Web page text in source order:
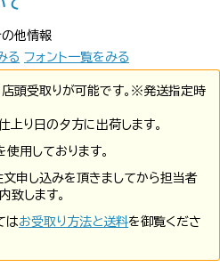
て
の他情報
る フォント一覧をみる
頭受取りが可能です。※発送指定時
り日の夕方に出荷します。
用しております。
申し込みを頂きましてから担当者
致します。
はお受取り方法と送料を御覧くださ